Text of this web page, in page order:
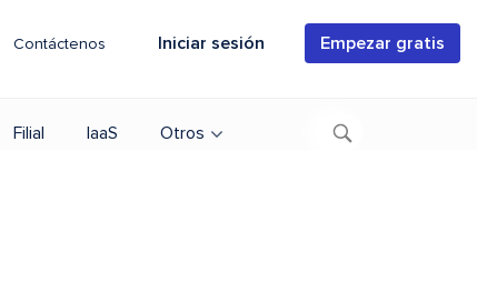
Contáctenos Iniciar sesión Empezar gratis
Filial IaaS Otros